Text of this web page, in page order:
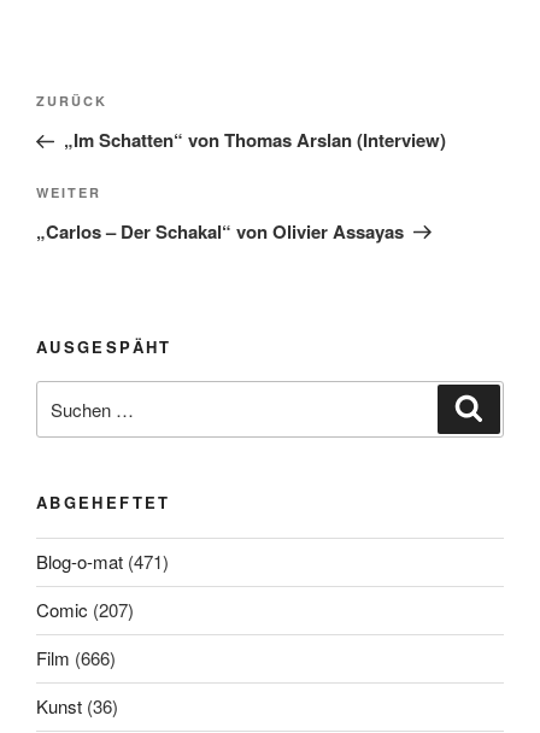
Beitragsnavigation
Vorheriger
Beitrag
ZURÜCK
„Im Schatten“ von Thomas Arslan (Interview)
Nächster
Beitrag
WEITER
„Carlos – Der Schakal“ von Olivier Assayas
AUSGESPÄHT
nach:
ABGEHEFTET
Blog-o-mat (471)
Comic (207)
Film (666)
Kunst (36)